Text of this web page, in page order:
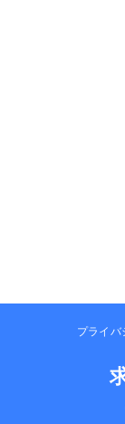
プライバ